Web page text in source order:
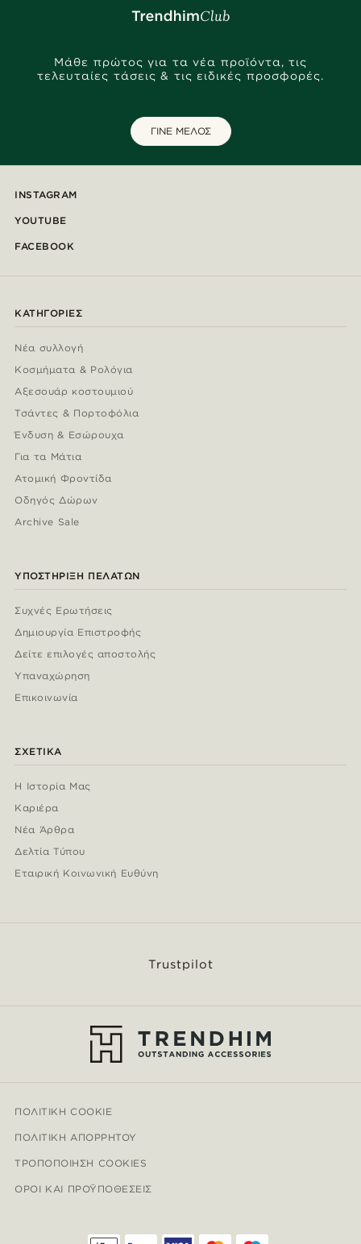
Μάθε πρώτος για τα νέα προϊόντα, τις
τελευταίες τάσεις & τις ειδικές προσφορές.
ΓΙΝΕ ΜΕΛΟΣ
INSTAGRAM
YOUTUBE
FACEBOOK
ΚΑΤΗΓΟΡΊΕΣ
Νέα συλλογή
Κοσμήματα & Ρολόγια
Αξεσουάρ κοστουμιού
Τσάντες & Πορτοφόλια
Ένδυση & Εσώρουχα
Για τα Μάτια
Ατομική Φροντίδα
Οδηγός Δώρων
Archive Sale
ΥΠΟΣΤΉΡΙΞΗ ΠΕΛΑΤΏΝ
Συχνές Ερωτήσεις
Δημιουργία Επιστροφής
Δείτε επιλογές αποστολής
Υπαναχώρηση
Επικοινωνία
ΣΧΕΤΙΚΆ
Η Ιστορία Μας
Καριέρα
Νέα Άρθρα
Δελτία Τύπου
Εταιρική Κοινωνική Ευθύνη
Trustpilot
ΠΟΛΙΤΙΚΉ COOKIE
ΠΟΛΙΤΙΚΉ ΑΠΟΡΡΉΤΟΥ
ΤΡΟΠΟΠΟΊΗΣΗ COOKIES
ΌΡΟΙ ΚΑΙ ΠΡΟΫΠΟΘΈΣΕΙΣ